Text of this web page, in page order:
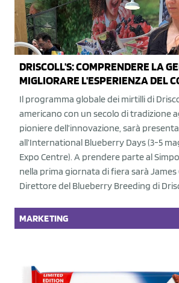
DRISCOLL'S: COMPRENDERE LA
MIGLIORARE L'ESPERIENZA DEL
Il programma globale dei mirtilli di
americano con un secolo di tradizione
pioniere dell’innovazione, sarà
all’International Blueberry Days (3-5
Expo Centre). A prendere parte al
nella prima giornata di fiera sarà James
Direttore del Blueberry Breeding di
MARKETING